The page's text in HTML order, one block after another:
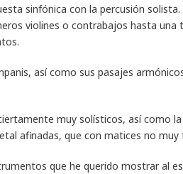
sinfónica con la percusión
violines o contrabajos hasta
así como sus pasajes
muy solísticos, así como
afinadas, que con matices no
que he querido mostrar al